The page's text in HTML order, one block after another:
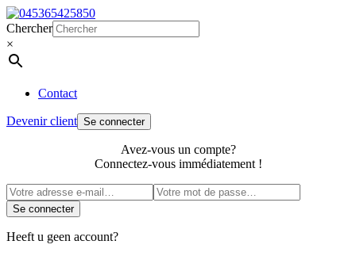
Chercher
×
Contact
Devenir client Se connecter
Avez-vous un compte?
Connectez-vous immédiatement !
Se connecter
Heeft u geen account?